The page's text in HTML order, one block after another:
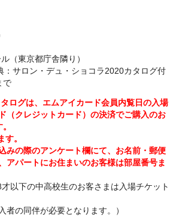
（東京都庁舎隣り）
サロン・デュ・ショコラ2020カタログ付
で
ログは、エムアイカード会員内覧日の入場
（クレジットカード）の決済でご購入のお
。
みの際のアンケート欄にて、お名前・郵便
アパートにお住まいのお客様は部屋番号ま
以下の中高校生のお客さまは入場チケット
の同伴が必要となります。）